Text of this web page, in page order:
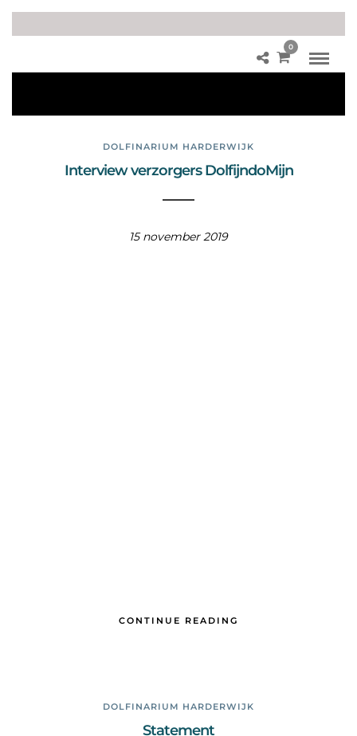
0
DOLFINARIUM HARDERWIJK
Interview verzorgers DolfijndoMijn
15 november 2019
CONTINUE READING
DOLFINARIUM HARDERWIJK
Statement